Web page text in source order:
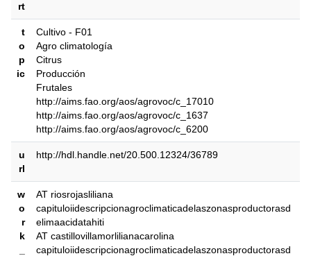
rt
t
o
p
ic
Cultivo - F01
Agro climatología
Citrus
Producción
Frutales
http://aims.fao.org/aos/agrovoc/c_17010
http://aims.fao.org/aos/agrovoc/c_1637
http://aims.fao.org/aos/agrovoc/c_6200
u
rl
http://hdl.handle.net/20.500.12324/36789
w
o
r
k
AT riosrojasliliana
capituloiidescripcionagroclimaticadelaszonasproductorasd
elimaacidatahiti
AT castillovillamorlilianacarolina
capituloiidescripcionagroclimaticadelaszonasproductorasd